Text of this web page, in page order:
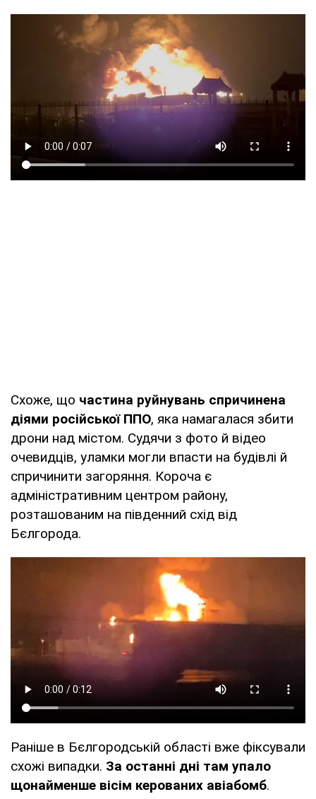
Схоже, що частина руйнувань спричинена
діями російської ППО, яка намагалася збити
дрони над містом. Судячи з фото й відео
очевидців, уламки могли впасти на будівлі й
спричинити загоряння. Короча є
адміністративним центром району,
розташованим на південний схід від
Бєлгорода.
Раніше в Бєлгородській області вже фіксували
схожі випадки. За останні дні там упало
щонайменше вісім керованих авіабомб.